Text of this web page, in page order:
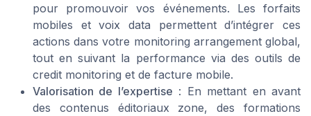
pour promouvoir vos événements. Les forfaits
mobiles et voix data permettent d’intégrer ces
actions dans votre monitoring arrangement global,
tout en suivant la performance via des outils de
credit monitoring et de facture mobile.
Valorisation de l’expertise : En mettant en avant
des contenus éditoriaux zone, des formations